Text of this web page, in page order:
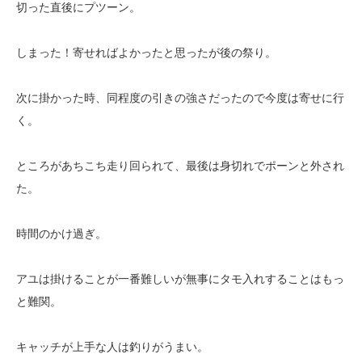
切った直後にプツーン。
しまった！寄せればよかったと思ったが後の祭り。
次に掛かった時、同程度の引きの強さだったので今度は寄せに行
く。
ところがあちこち走り回られて、最後は身切れでポーンと外され
た。
時間のかけ過ぎ。
アユは掛けることが一番難しいが無事にタモ入れすることはもっ
と難関。
キャッチが上手な人は釣りがうまい。